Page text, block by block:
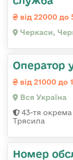
від 22000 до
Черкаси,
Оператор
від 21000 до
Вся Україна
43-тя окрема
Трясила
Номер